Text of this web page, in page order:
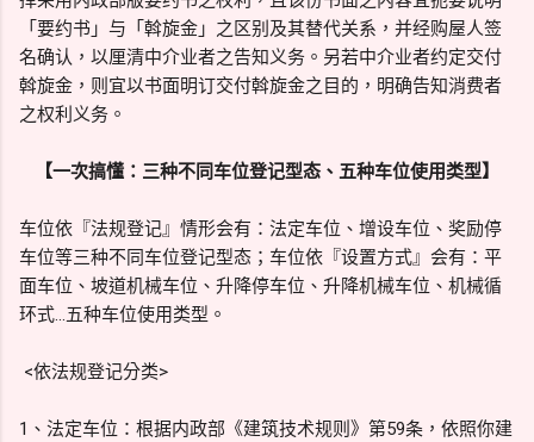
「要约书」与「斡旋金」之区别及其替代关系，并经购屋人签
名确认，以厘清中介业者之告知义务。另若中介业者约定交付
斡旋金，则宜以书面明订交付斡旋金之目的，明确告知消费者
之权利义务。
【一次搞懂：三种不同车位登记型态、五种车位使用类型】
车位依『法规登记』情形会有：法定车位、增设车位、奖励停
车位等三种不同车位登记型态；车位依『设置方式』会有：平
面车位、坡道机械车位、升降停车位、升降机械车位、机械循
环式...五种车位使用类型。
<依法规登记分类>
1、法定车位：根据内政部《建筑技术规则》第59条，依照你建